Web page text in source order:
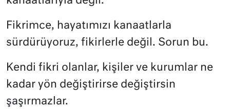
Fikrimce, hayatımızı kanaatlarla
sürdürüyoruz, fikirlerle değil. Sorun bu.
Kendi fikri olanlar, kişiler ve kurumlar ne
kadar yön değiştirirse değiştirsin
şaşırmazlar.